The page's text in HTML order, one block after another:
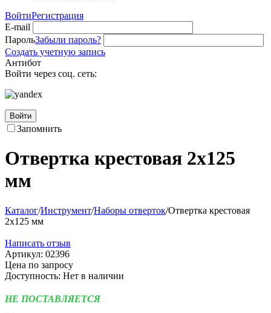
ВойтиРегистрация
E-mail
ПарольЗабыли пароль?
Создать учетную запись
Антибот
Войти через соц. сеть:
Войти
Запомнить
Отвертка крестовая 2х125
мм
Каталог/Инструмент/Наборы отверток/Отвертка крестовая
2х125 мм
Написать отзыв
Артикул: 02396
Цена по запросу
Доступность: Нет в наличии
НЕ ПОСТАВЛЯЕТСЯ